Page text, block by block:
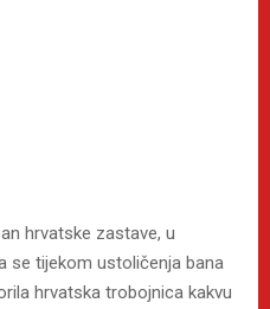
hrvatske zastave, u
se tijekom ustoličenja bana
hrvatska trobojnica kakvu